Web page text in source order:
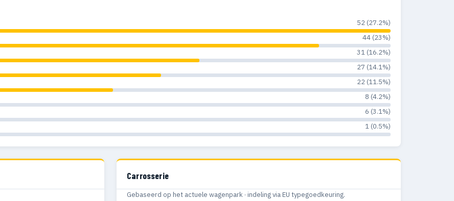
52 (27.2%)
44 (23%)
31 (16.2%)
27 (14.1%)
22 (11.5%)
8 (4.2%)
6 (3.1%)
1 (0.5%)
Carrosserie
Gebaseerd op het actuele wagenpark · indeling via EU typegoedkeuring.